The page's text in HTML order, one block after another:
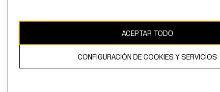
El contenido de esta página web está protegido por copyright y es
ACEPTAR TODO
CONFIGURACIÓN DE COOKIES Y SERVICIOS